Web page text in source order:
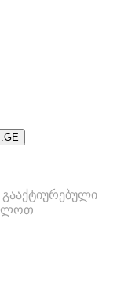
გააქტიურებული